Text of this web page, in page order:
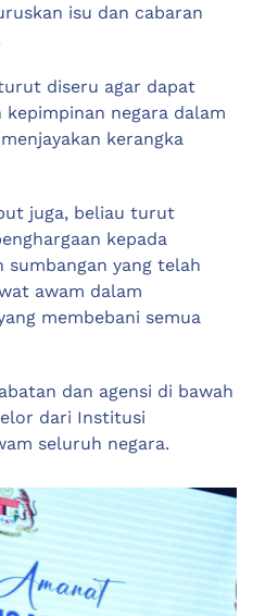
isu dan cabaran
diseru agar dapat
negara dalam
kerangka
juga, beliau turut
kepada
yang telah
awam dalam
membebani semua
dan agensi di bawah
dari Institusi
seluruh negara.